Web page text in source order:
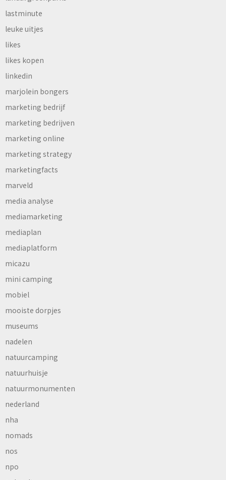
lastminute
leuke uitjes
likes
likes kopen
linkedin
marjolein bongers
marketing bedrijf
marketing bedrijven
marketing online
marketing strategy
marketingfacts
marveld
media analyse
mediamarketing
mediaplan
mediaplatform
micazu
mini camping
mobiel
mooiste dorpjes
museums
nadelen
natuurcamping
natuurhuisje
natuurmonumenten
nederland
nha
nomads
nos
npo